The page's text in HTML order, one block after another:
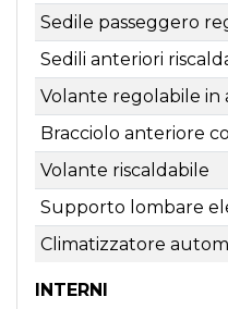
Sedile passeggero
Sedili anteriori
Volante regolabile in
Bracciolo anteriore
Volante riscaldabile
Supporto lombare
Climatizzatore
INTERNI